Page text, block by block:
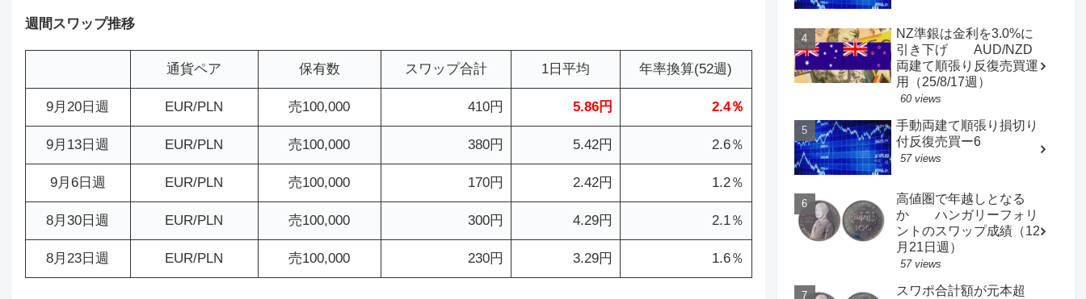
週間スワップ推移
通貨ペア 保有数 スワップ合計 1日平均 年率換算(52週)
9月20日週 EUR/PLN 売100,000 410円 5.86円 2.4％
9月13日週 EUR/PLN 売100,000 380円 5.42円 2.6％
9月6日週 EUR/PLN 売100,000 170円 2.42円 1.2％
8月30日週 EUR/PLN 売100,000 300円 4.29円 2.1％
8月23日週 EUR/PLN 売100,000 230円 3.29円 1.6％
NZ準銀は金利を3.0%に
引き下げ AUD/NZD
両建て順張り反復売買運
用（25/8/17週）
60 views
手動両建て順張り損切り
付反復売買ー6
57 views
高値圏で年越しとなる
か ハンガリーフォリ
ントのスワップ成績（12
月21日週）
57 views
スワポ合計額が元本超